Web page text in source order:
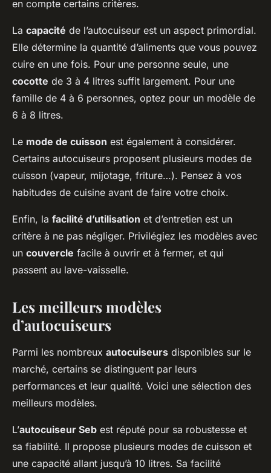
en compte certains critères.
La capacité de l’autocuiseur est un aspect primordial.
Elle détermine la quantité d’aliments que vous pouvez
cuire en une fois. Pour une personne seule, une
cocotte de 3 à 4 litres suffit largement. Pour une
famille de 4 à 6 personnes, optez pour un modèle de
6 à 8 litres.
Le mode de cuisson est également à considérer.
Certains autocuiseurs proposent plusieurs modes de
cuisson (vapeur, mijotage, friture…). Pensez à vos
habitudes de cuisine avant de faire votre choix.
Enfin, la facilité d’utilisation et d’entretien est un
critère à ne pas négliger. Privilégiez les modèles avec
un couvercle facile à ouvrir et à fermer, et qui
passent au lave-vaisselle.
Les meilleurs modèles
d’autocuiseurs
Parmi les nombreux autocuiseurs disponibles sur le
marché, certains se distinguent par leurs
performances et leur qualité. Voici une sélection des
meilleurs modèles.
L’autocuiseur Seb est réputé pour sa robustesse et
sa fiabilité. Il propose plusieurs modes de cuisson et
une capacité allant jusqu’à 10 litres. Sa facilité